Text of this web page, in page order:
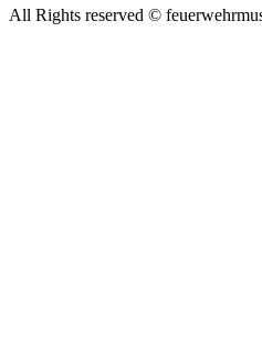
All Rights reserved ©